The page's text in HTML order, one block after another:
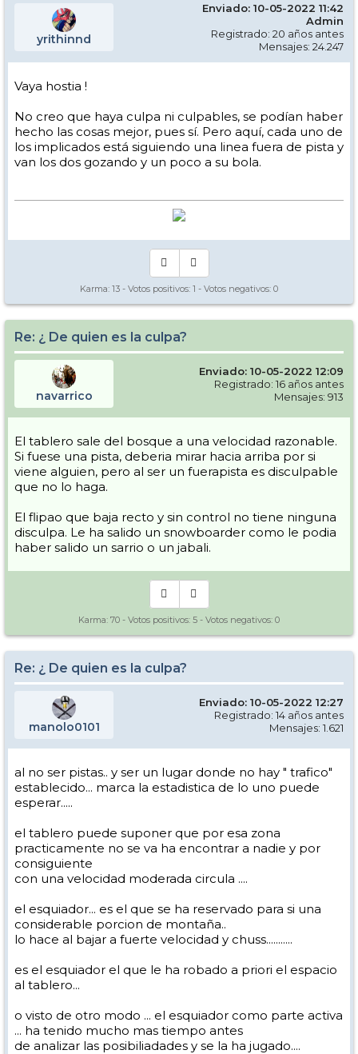
yrithinnd
Enviado: 10-05-2022 11:42
Admin
Registrado: 20 años antes
Mensajes: 24.247
Vaya hostia !
No creo que haya culpa ni culpables, se podían haber
hecho las cosas mejor, pues sí. Pero aquí, cada uno de
los implicados está siguiendo una linea fuera de pista y
van los dos gozando y un poco a su bola.
Karma: 13 - Votos positivos: 1 - Votos negativos: 0
Re: ¿ De quien es la culpa?
navarrico
Enviado: 10-05-2022 12:09
Registrado: 16 años antes
Mensajes: 913
El tablero sale del bosque a una velocidad razonable.
Si fuese una pista, deberia mirar hacia arriba por si
viene alguien, pero al ser un fuerapista es disculpable
que no lo haga.
El flipao que baja recto y sin control no tiene ninguna
disculpa. Le ha salido un snowboarder como le podia
haber salido un sarrio o un jabali.
Karma: 70 - Votos positivos: 5 - Votos negativos: 0
Re: ¿ De quien es la culpa?
manolo0101
Enviado: 10-05-2022 12:27
Registrado: 14 años antes
Mensajes: 1.621
al no ser pistas.. y ser un lugar donde no hay " trafico"
establecido... marca la estadistica de lo uno puede
esperar.....
el tablero puede suponer que por esa zona
practicamente no se va ha encontrar a nadie y por
consiguiente
con una velocidad moderada circula ....
el esquiador... es el que se ha reservado para si una
considerable porcion de montaña..
lo hace al bajar a fuerte velocidad y chuss...........
es el esquiador el que le ha robado a priori el espacio
al tablero...
o visto de otro modo ... el esquiador como parte activa
... ha tenido mucho mas tiempo antes
de analizar las posibiliadades y se la ha jugado....